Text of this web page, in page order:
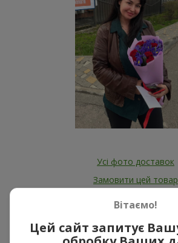
Усі фото доставок
Замовити цей товар
Вітаємо!
Цей сайт запитує